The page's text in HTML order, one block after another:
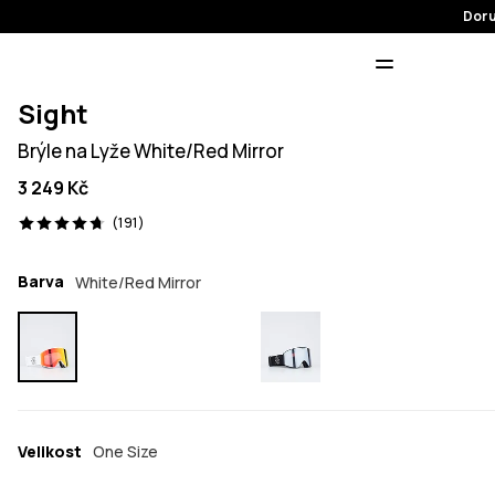
Sight
Brýle na Lyže White/Red Mirror
3 249 Kč
(191)
191 recenze, 4.7/5
Barva White/Red Mirror
Velikost One Size